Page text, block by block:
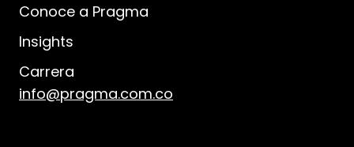
Conoce a Pragma
Insights
Carrera
info@pragma.com.co